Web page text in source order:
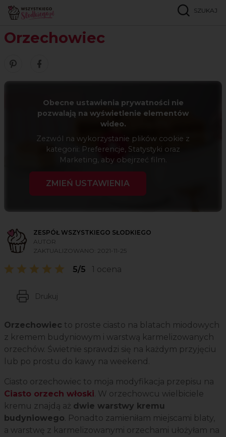
SZUKAJ
Strona główna Orzechowiec
Orzechowiec
Zobacz nasze piny w serwisie Pinterest
Udostępnij ten przepis w serwisie Facebook
Obecne ustawienia prywatności nie
pozwalają na wyświetlenie elementów
wideo.
Zezwól na wykorzystanie plików cookie z
kategorii: Preferencje, Statystyki oraz
Marketing, aby obejrzeć film.
ZMIEŃ USTAWIENIA
ZESPÓŁ WSZYSTKIEGO SŁODKIEGO
AUTOR
ZAKTUALIZOWANO: 2021-11-25
5/5 1 ocena
Drukuj
Orzechowiec to proste ciasto na blatach miodowych
z kremem budyniowym i warstwą karmelizowanych
orzechów. Świetnie sprawdzi się na każdym przyjęciu
lub po prostu do kawy na weekend.
Ciasto orzechowiec to moja modyfikacja przepisu na
Ciasto orzech włoski. W orzechowcu wielbiciele
kremu znajdą aż dwie warstwy kremu
budyniowego. Ponadto zamieniłam miejscami blaty,
a warstwę z karmelizowanymi orzechami ułożyłam na